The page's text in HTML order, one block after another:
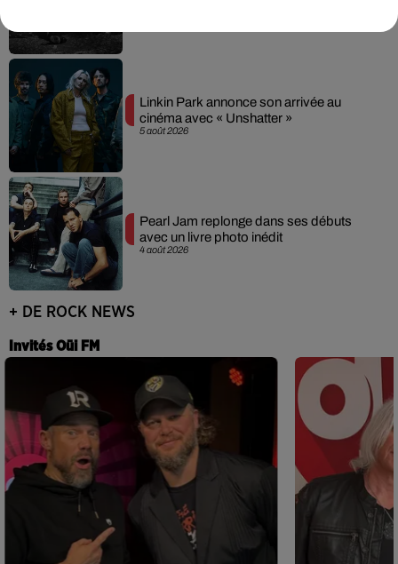
5 août 2026
Linkin Park annonce son arrivée au
cinéma avec « Unshatter »
4 août 2026
Pearl Jam replonge dans ses débuts
avec un livre photo inédit
+ DE ROCK NEWS
Invités Oüi FM